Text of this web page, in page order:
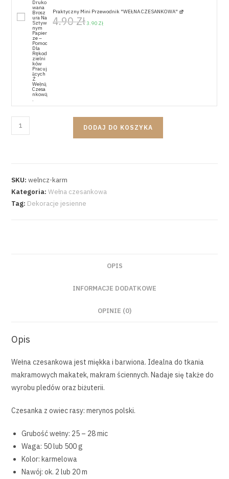
Praktyczny Mini Przewodnik "WEŁNA CZESANKOWA"
4.90Zł3.90 Zł
DODAJ DO KOSZYKA
SKU:welncz-karm
Kategoria:Wełna czesankowa
Tag: Dekoracje jesienne
OPIS
INFORMACJE DODATKOWE
OPINIE (0)
Opis
Wełna czesankowa jest miękka i barwiona. Idealna do tkania
makramowych makatek, makram ściennych. Nadaje się także do
wyrobu pledów oraz biżuterii.
Czesanka z owiec rasy: merynos polski.
Grubość wełny: 25 – 28 mic
Waga: 50 lub 500 g
Kolor: karmelowa
Nawój: ok. 2 lub 20 m